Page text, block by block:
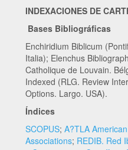
INDEXACIONES DE
Bases Bibliográficas
Enchiridium Biblicum
Italia); Elenchus
Catholique de
Indexed (RLG. Review
Options. Largo. USA).
Índices
SCOPUS; A?TLA
Associations; REDIB. Red